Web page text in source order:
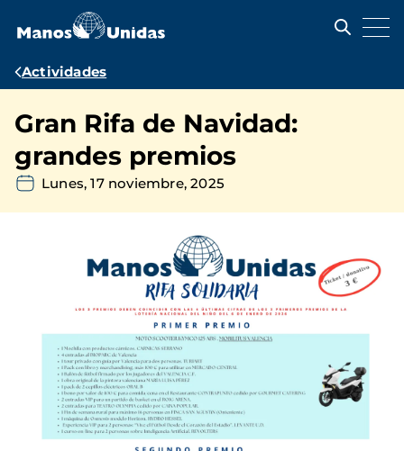
contenido
Ruta
navegación
Actividades
Gran Rifa de Navidad:
grandes premios
Lunes, 17 noviembre, 2025